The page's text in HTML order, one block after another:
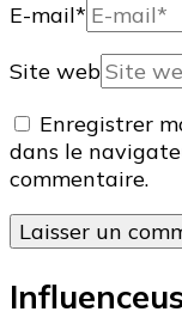
E-mail*
Site web
Enregistrer
dans le
commentaire.